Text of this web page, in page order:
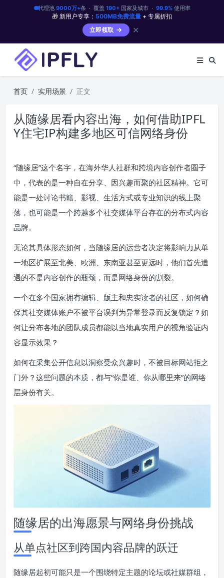
代理池 9000万+条 · 覆盖 190+国家及城市 · 99.9%使用率
🎁 新用户专享： 500MB免费流量 + 专属折扣
立即领取
✕
首页 实用场景 正文
从随缘居看内容出海，如何借助IPFL
Y住宅IP构建多地区可信网络身份
“随缘居”这个名字，在海外华人社群和跨境内容创作者圈子
中，代表的是一种自在分享、因兴趣而聚的社区精神。它可
能是一处讨论书籍、影视、生活方式或专业知识的线上聚
落，也可能是一个跨越多个社交媒体平台存在的分布式内容
品牌。
无论其具体形态如何，当随缘居的运营者决定将影响力从单
一地区扩展至北美、欧洲、东南亚甚至更远时，他们首先遭
遇的不是内容创作的瓶颈，而是网络身份的割裂。
一个在多个国家拥有编辑、版主和忠实读者的社区，如何确
保其社交媒体账户不被平台误判为异常登录而反复锁定？如
何让分布各地的团队成员都能以当地真实用户的视角验证内
容显示效果？
如何在采集公开信息以洞察受众兴趣时，不被目标网站拒之
门外？这些问题的本质，都与“你是谁、你从哪里来”的网络
层身份有关。
随缘居的出海愿景与网络身份挑战
从单点社区到跨国内容品牌的跃迁
随缘居起初可能只是一个围绕特定主题的论坛或社媒群组，